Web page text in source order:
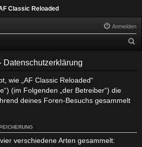
Classic Reloaded
Anmelden
wie „AF Classic Reloaded“
(im Folgenden „der Betreiber“) die
deines Foren-Besuchs gesammelt
verschiedene Arten gesammelt: